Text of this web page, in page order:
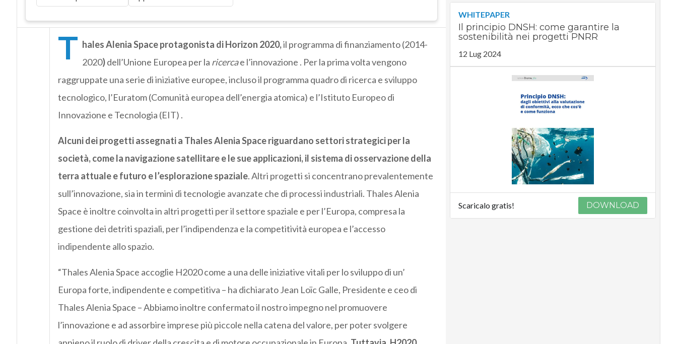
T hales Alenia Space protagonista di Horizon 2020,il programma di finanziamento (2014-
2020)dell’Unione Europea per la ricercae l’innovazione . Per la prima volta vengono
raggruppate una serie di iniziative europee, incluso il programma quadro di ricerca e sviluppo
tecnologico, l’Euratom (Comunità europea dell’energia atomica) e l’Istituto Europeo di
Innovazione e Tecnologia (EIT) .
Alcuni dei progetti assegnati a Thales Alenia Space riguardano settori strategici per la
società, come la navigazione satellitare e le sue applicazioni, il sistema di osservazione della
terra attuale e futuro e l’esplorazione spaziale. Altri progetti si concentrano prevalentemente
sull’innovazione, sia in termini di tecnologie avanzate che di processi industriali. Thales Alenia
Space è inoltre coinvolta in altri progetti per il settore spaziale e per l’Europa, compresa la
gestione dei detriti spaziali, per l’indipendenza e la competitività europea e l’accesso
indipendente allo spazio.
“Thales Alenia Space accoglie H2020 come a una delle iniziative vitali per lo sviluppo di un’
Europa forte, indipendente e competitiva – ha dichiarato Jean Loïc Galle, Presidente e ceo di
Thales Alenia Space – Abbiamo inoltre confermato il nostro impegno nel promuovere
l’innovazione e ad assorbire imprese più piccole nella catena del valore, per poter svolgere
WHITEPAPER
Il principio DNSH: come garantire la
sostenibilità nei progetti PNRR
12 Lug 2024
Scaricalo gratis! DOWNLOAD